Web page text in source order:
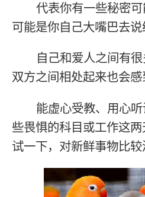
代表你有一些秘密
可能是你自己大嘴巴去
自己和爱人之间有
双方之间相处起来也会
能虚心受教、用心
些畏惧的科目或工作这
试一下，对新鲜事物比较